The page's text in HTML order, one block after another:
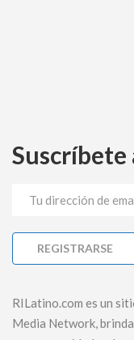
RILatino.com es un
Media Network,